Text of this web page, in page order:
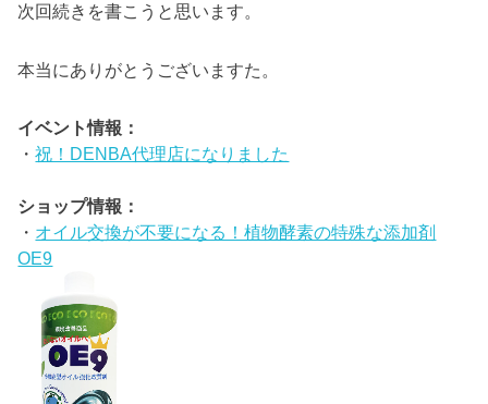
次回続きを書こうと思います。
本当にありがとうございますた。
イベント情報：
・祝！DENBA代理店になりました
ショップ情報：
・ オイル交換が不要になる！植物酵素の特殊な添加剤
OE9